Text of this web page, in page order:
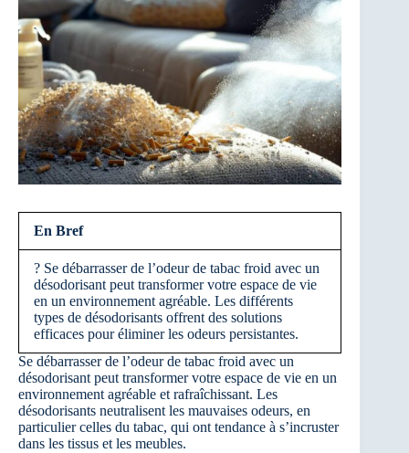
En Bref
? Se débarrasser de l’odeur de tabac froid avec un
désodorisant peut transformer votre espace de vie
en un environnement agréable. Les différents
types de désodorisants offrent des solutions
efficaces pour éliminer les odeurs persistantes.
Se débarrasser de l’odeur de tabac froid avec un
désodorisant peut transformer votre espace de vie en un
environnement agréable et rafraîchissant. Les
désodorisants neutralisent les mauvaises odeurs, en
particulier celles du tabac, qui ont tendance à s’incruster
dans les tissus et les meubles.